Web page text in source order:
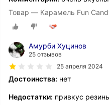
Товар — Карамель Fun
Амурби Хуцинов
25 отзывов
25 апреля 2024
Достоинства: нет
Недостатки: привкус